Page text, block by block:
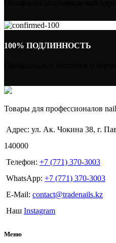
100% ПОДЛИННОСТЬ
Товары для профессионалов
Адрес: ул. Ак. Чокина 38, г.
140000
Телефон: +7 (771) 370-3003
WhatsApp: +7 (771) 370-3003
E-Mail: contact@tradenails.kz
Наш Instagram
Меню